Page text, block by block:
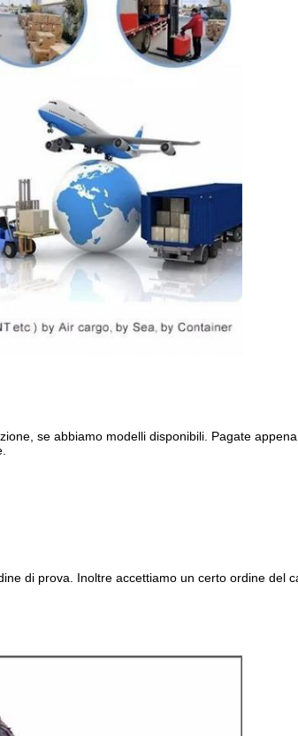
se abbiamo modelli disponibili. Pagate appena
di prova. Inoltre accettiamo un certo ordine del